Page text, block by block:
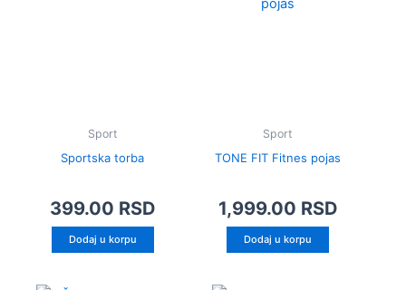
Sport
Sportska torba
399.00 RSD
Dodaj u korpu
Sport
TONE FIT Fitnes pojas
1,999.00 RSD
Dodaj u korpu